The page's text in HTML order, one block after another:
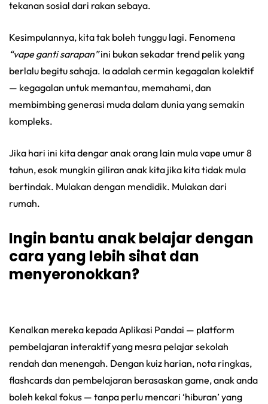
tekanan sosial dari rakan sebaya.
Kesimpulannya, kita tak boleh tunggu lagi. Fenomena
“vape ganti sarapan”ini bukan sekadar trend pelik yang
berlalu begitu sahaja. Ia adalah cermin kegagalan kolektif
— kegagalan untuk memantau, memahami, dan
membimbing generasi muda dalam dunia yang semakin
kompleks.
Jika hari ini kita dengar anak orang lain mula vape umur 8
tahun, esok mungkin giliran anak kita jika kita tidak mula
bertindak. Mulakan dengan mendidik. Mulakan dari
rumah.
Ingin bantu anak belajar dengan
cara yang lebih sihat dan
menyeronokkan?
Kenalkan mereka kepada Aplikasi Pandai — platform
pembelajaran interaktif yang mesra pelajar sekolah
rendah dan menengah. Dengan kuiz harian, nota ringkas,
flashcards dan pembelajaran berasaskan game, anak anda
boleh kekal fokus — tanpa perlu mencari ‘hiburan’ yang